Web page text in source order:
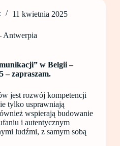
11 kwietnia 2025
Antwerpia
w Belgii –
– zapraszam.
jest rozwój kompetencji
tylko usprawniają
wspierają budowanie
i autentycznym
ludźmi, z samym sobą